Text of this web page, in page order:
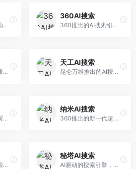
阿里推出的AI搜索助手，专注于智能信息获取。面向普通用户，提供智能搜索、内容整理、知识问答等服务，与阿里生态深度整合。
360AI搜索
360推出的AI搜索引擎，专注于安全智能搜索。面向普通用户，提供智能问答、网页搜索、内容整理等服务，安全防护能力强。
百度推出的深度AI搜索引擎，整合百度知识图谱。面向中文用户，提供智能问答、知识探索、内容生成等服务，知识覆盖面广。
天工AI搜索
昆仑万维推出的AI搜索引擎，整合大模型与搜索能力。面向普通用户，提供智能问答、深度搜索、内容整理等服务，中文搜索体验好。
AI商业搜索和标书写作工具，专注于企业服务场景。面向企业用户，提供商业信息搜索、标书生成、企业分析等服务，商业信息专业。
纳米AI搜索
360推出的新一代超级AI搜索，深度整合360搜索资源。面向普通用户，提供智能问答、多模态搜索、内容生成等服务，安全可靠。
支持多模型的AI搜索引擎，整合多种大模型能力。面向AI爱好者，提供多模型搜索、答案对比、深度分析等服务，模型选择灵活。
秘塔AI搜索
AI驱动的搜索引擎，专注于无广告直达结果。面向研究者和信息获取需求者，提供深度搜索、来源标注、答案整理等服务，搜索结果干净准确，信息可信度高。